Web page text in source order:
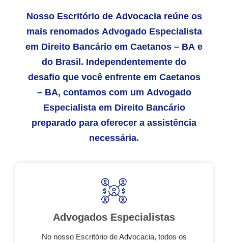
Nosso Escritório de Advocacia reúne os
mais renomados Advogado Especialista
em Direito Bancário em Caetanos – BA e
do Brasil. Independentemente do
desafio que você enfrente em Caetanos
– BA, contamos com um Advogado
Especialista em Direito Bancário
preparado para oferecer a assistência
necessária.
Advogados Especialistas
No nosso Escritório de Advocacia, todos os